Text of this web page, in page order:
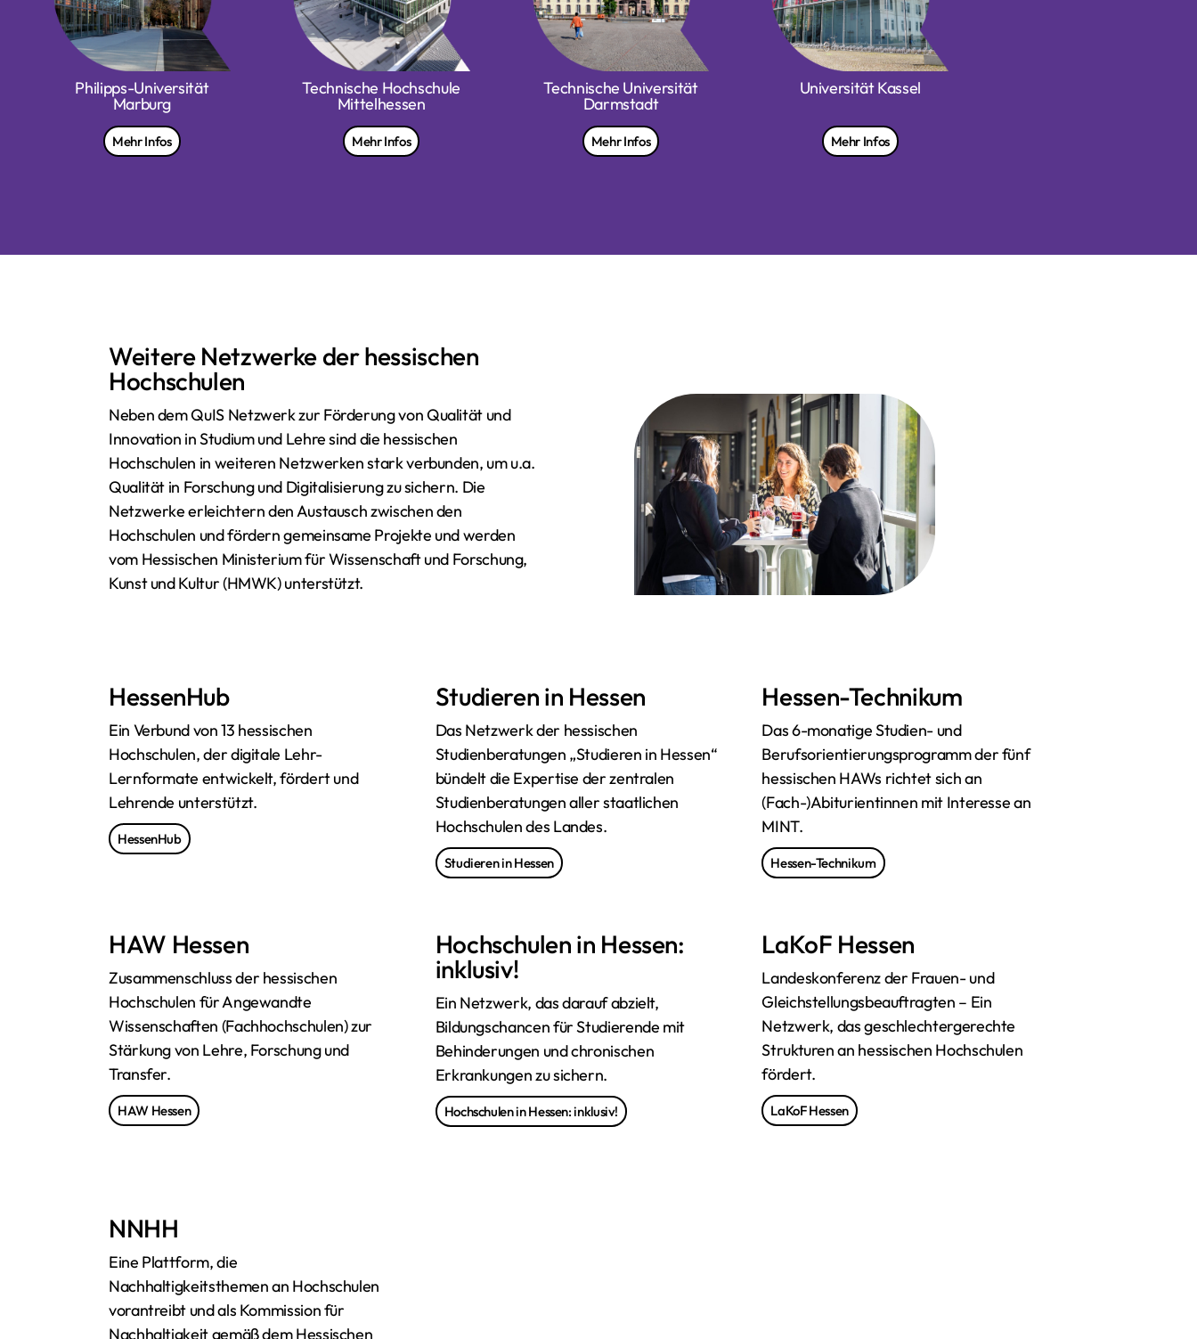
Philipps-Universität
Marburg
Technische Hochschule
Mittelhessen
Technische Universität
Darmstadt
Universität Kassel
Mehr Infos Mehr Infos Mehr Infos Mehr Infos
Weitere Netzwerke der hessischen
Hochschulen
Neben dem QuIS Netzwerk zur Förderung von Qualität und
Innovation in Studium und Lehre sind die hessischen
Hochschulen in weiteren Netzwerken stark verbunden, um u.a.
Qualität in Forschung und Digitalisierung zu sichern. Die
Netzwerke erleichtern den Austausch zwischen den
Hochschulen und fördern gemeinsame Projekte und werden
vom Hessischen Ministerium für Wissenschaft und Forschung,
Kunst und Kultur (HMWK) unterstützt.
HessenHub
Ein Verbund von 13 hessischen
Hochschulen, der digitale Lehr-
Lernformate entwickelt, fördert und
Lehrende unterstützt.
HessenHub
Studieren in Hessen
Das Netzwerk der hessischen
Studienberatungen „Studieren in Hessen“
bündelt die Expertise der zentralen
Studienberatungen aller staatlichen
Hochschulen des Landes.
Studieren in Hessen
Hessen-Technikum
Das 6-monatige Studien- und
Berufsorientierungsprogramm der fünf
hessischen HAWs richtet sich an
(Fach-)Abiturientinnen mit Interesse an
MINT.
Hessen-Technikum
HAW Hessen
Zusammenschluss der hessischen
Hochschulen für Angewandte
Wissenschaften (Fachhochschulen) zur
Stärkung von Lehre, Forschung und
Transfer.
HAW Hessen
Hochschulen in Hessen:
inklusiv!
Ein Netzwerk, das darauf abzielt,
Bildungschancen für Studierende mit
Behinderungen und chronischen
Erkrankungen zu sichern.
Hochschulen in Hessen: inklusiv!
LaKoF Hessen
Landeskonferenz der Frauen- und
Gleichstellungsbeauftragten – Ein
Netzwerk, das geschlechtergerechte
Strukturen an hessischen Hochschulen
fördert.
LaKoF Hessen
NNHH
Eine Plattform, die
Nachhaltigkeitsthemen an Hochschulen
vorantreibt und als Kommission für
Nachhaltigkeit gemäß dem Hessischen